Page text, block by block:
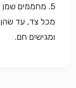
מכל צד, עד שהן
ומגישים חם.